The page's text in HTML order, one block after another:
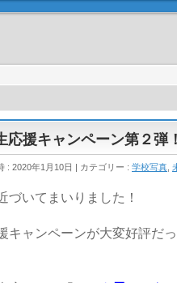
援キャンペーン第２弾！
: 2020年1月10日 カテゴリー : 学校写真
づいてまいりました！
キャンペーンが大変好評だ